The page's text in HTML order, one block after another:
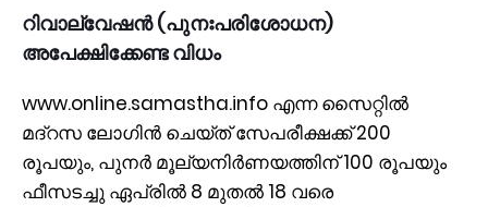
റിവാല്വേഷന്‍ (പുനഃപരിശോധന)
അപേക്ഷിക്കേണ്ട വിധം
www.online.samastha.info എന്ന സൈറ്റില്‍
മദ്റസ ലോഗിന്‍ ചെയ്ത് സേപരീക്ഷക്ക് 200
രൂപയും, പുനര്‍ മൂല്യനിര്‍ണയത്തിന് 100 രൂപയും
ഫീസടച്ചു ഏപ്രില്‍ 8 മുതല്‍ 18 വരെ